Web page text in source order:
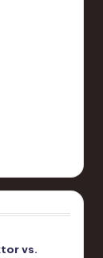
vs.